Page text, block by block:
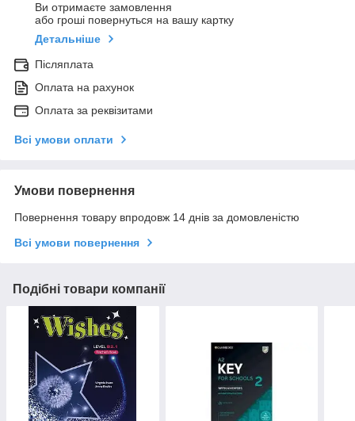
Ви отримаєте замовлення
або гроші повернуться на вашу картку
Детальніше
Післяплата
Оплата на рахунок
Оплата за реквізитами
Всі умови оплати
Умови повернення
Повернення товару впродовж 14 днів за домовленістю
Всі умови повернення
Подібні товари компанії